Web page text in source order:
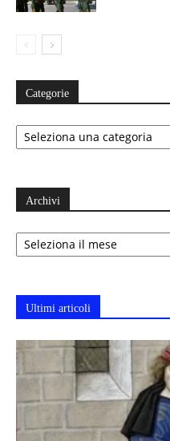
Categorie
Categorie
Archivi
Archivi
Ultimi articoli